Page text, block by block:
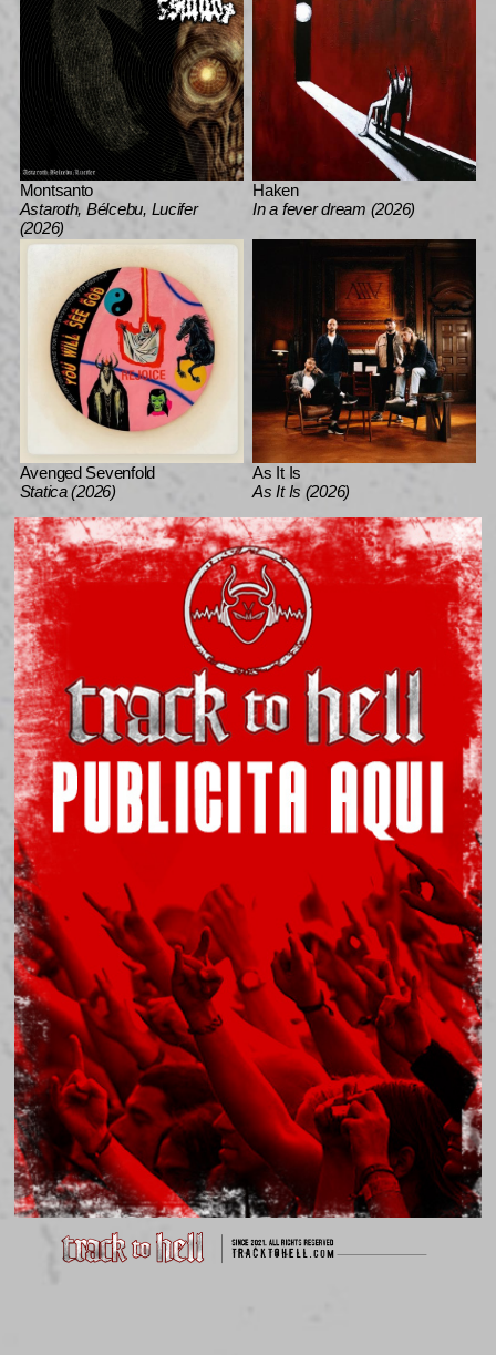
Montsanto
Astaroth, Bélcebu, Lucifer
(2026)
Haken
In a fever dream (2026)
Avenged Sevenfold
Statica (2026)
As It Is
As It Is (2026)